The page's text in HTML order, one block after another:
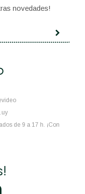
de 9 a 17 h. ¡Con
novedades!